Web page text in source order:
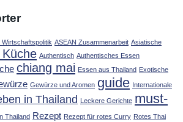
Wirtschaftspolitik ASEAN Zusammenarbeit Asiatische
Authentisch Authentisches Essen
chiang mai Essen aus Thailand Exotische
Gewürze und Aromen guide Internationale
in Thailand Leckere Gerichte must-
Thailand Rezept Rezept für rotes Curry Rotes Thai